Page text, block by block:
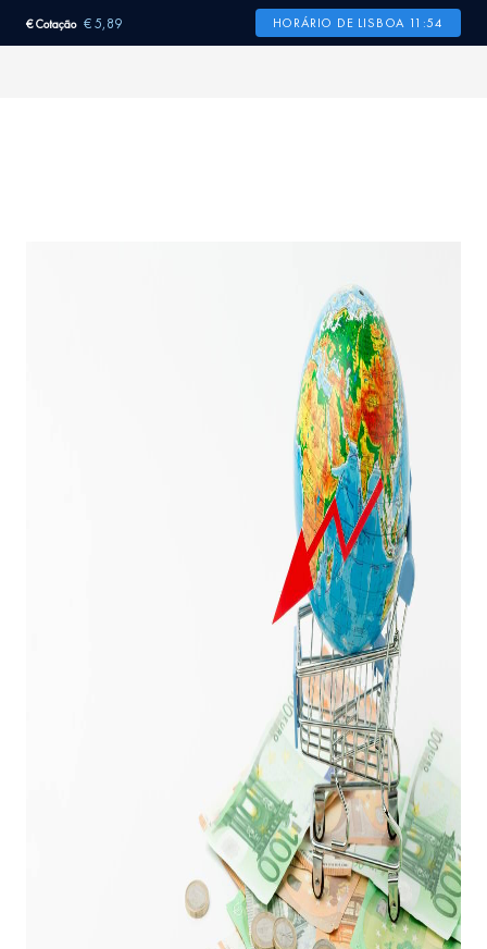
€ Cotação € 5,89 HORÁRIO DE LISBOA 11:54